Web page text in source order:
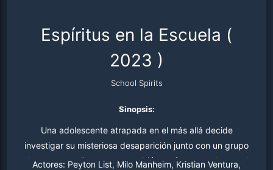
Espíritus en la Escuela (
2023 )
School Spirits
Sinopsis:
Una adolescente atrapada en el más allá decide
investigar su misteriosa desaparición junto con un grupo
de otros estudiantes que también están atrapados en el
Actores: Peyton List, Milo Manheim, Kristian Ventura,